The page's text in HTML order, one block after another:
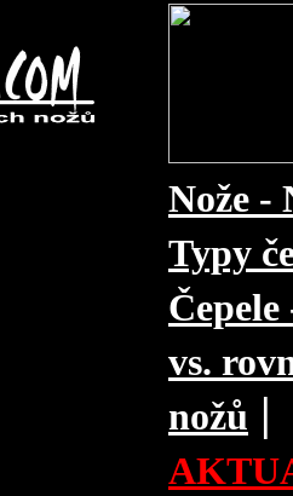
Nože -
Typy
vs.
nožů |